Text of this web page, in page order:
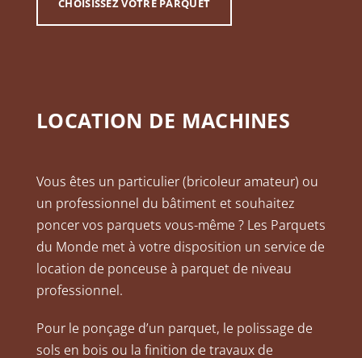
CHOISISSEZ VOTRE PARQUET
LOCATION DE MACHINES
Vous êtes un particulier (bricoleur amateur) ou
un professionnel du bâtiment et souhaitez
poncer vos parquets vous-même ? Les Parquets
du Monde met à votre disposition un service de
location de ponceuse à parquet de niveau
professionnel.
Pour le ponçage d’un parquet, le polissage de
sols en bois ou la finition de travaux de